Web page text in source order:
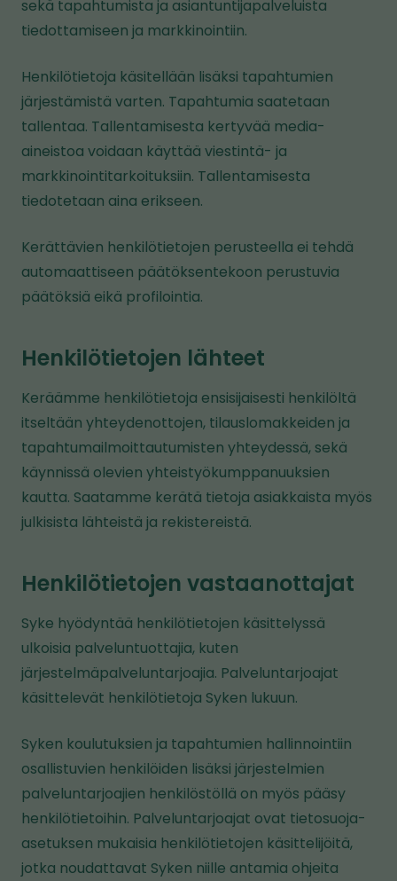
sekä tapahtumista ja asiantuntijapalveluista
tiedottamiseen ja markkinointiin.
Henkilötietoja käsitellään lisäksi tapahtumien
järjestämistä varten. Tapahtumia saatetaan
tallentaa. Tallentamisesta kertyvää media-
aineistoa voidaan käyttää viestintä- ja
markkinointitarkoituksiin. Tallentamisesta
tiedotetaan aina erikseen.
Kerättävien henkilötietojen perusteella ei tehdä
automaattiseen päätöksentekoon perustuvia
päätöksiä eikä profilointia.
Henkilötietojen lähteet
Keräämme henkilötietoja ensisijaisesti henkilöltä
itseltään yhteydenottojen, tilauslomakkeiden ja
tapahtumailmoittautumisten yhteydessä, sekä
käynnissä olevien yhteistyökumppanuuksien
kautta. Saatamme kerätä tietoja asiakkaista myös
julkisista lähteistä ja rekistereistä.
Henkilötietojen vastaanottajat
Syke hyödyntää henkilötietojen käsittelyssä
ulkoisia palveluntuottajia, kuten
järjestelmäpalveluntarjoajia. Palveluntarjoajat
käsittelevät henkilötietoja Syken lukuun.
Syken koulutuksien ja tapahtumien hallinnointiin
osallistuvien henkilöiden lisäksi järjestelmien
palveluntarjoajien henkilöstöllä on myös pääsy
henkilötietoihin. Palveluntarjoajat ovat tietosuoja-
asetuksen mukaisia henkilötietojen käsittelijöitä,
jotka noudattavat Syken niille antamia ohjeita